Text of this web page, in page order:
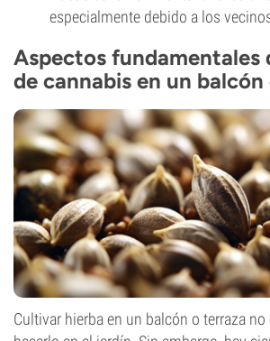
especialmente debido a los
Aspectos fundamentales
de cannabis en un
Cultivar hierba en un balcón o terraza